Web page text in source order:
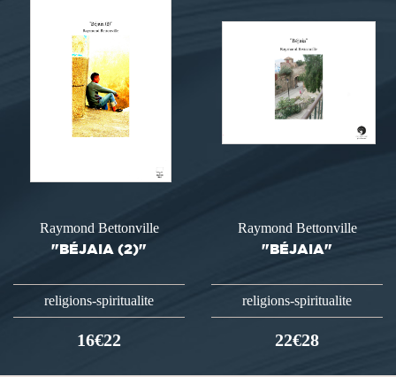
Raymond Bettonville
"BÉJAIA (2)"
religions-spiritualite
16€22
Raymond Bettonville
"BÉJAIA"
religions-spiritualite
22€28